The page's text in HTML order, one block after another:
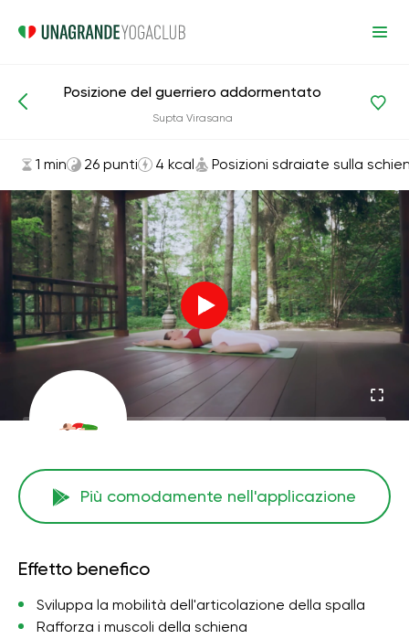
Posizioni sdraiate sulla schiena
Posizione del guerriero addormentato
Supta Virasana
1 min 26 punti 4 kcal Posizioni sdraiate sulla
Più comodamente nell'applicazione
Effetto benefico
Sviluppa la mobilità dell'articolazione della spalla
Rafforza i muscoli della schiena